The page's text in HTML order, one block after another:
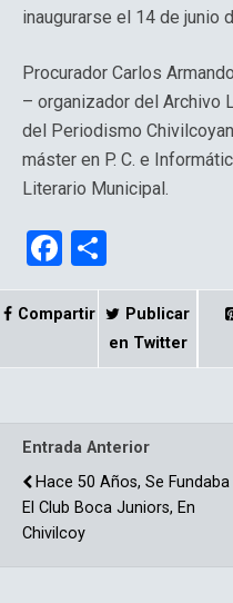
inaugurarse el 14 de junio
Procurador Carlos
– organizador del Archivo
del Periodismo
máster en P. C. e
Literario Municipal.
F
a
ce
k
o
m
p
Compartir
Publicar
en Twitter
Entrada Anterior
Hace 50 Años, Se Fundaba
El Club Boca Juniors, En
Chivilcoy